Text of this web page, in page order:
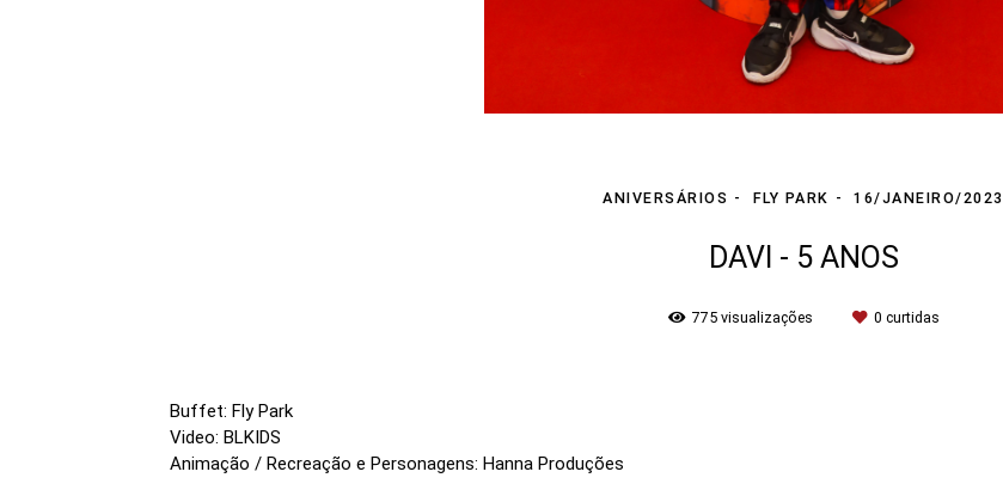
ANIVERSÁRIOS FLY PARK 16/JANEIRO/2023
DAVI - 5 ANOS
775visualizações 0 curtidas
Buffet: Fly Park
Video: BLKIDS
Animação / Recreação e Personagens: Hanna Produções